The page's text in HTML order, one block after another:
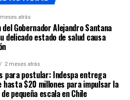
atrás
Gobernador Alejandro Santana
delicado estado de salud causa
2 meses atrás
para postular: Indespa entrega
hasta $20 millones para impulsar la
pequeña escala en Chile